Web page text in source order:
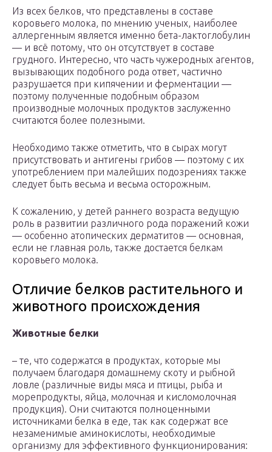
Из всех белков, что представлены в составе
коровьего молока, по мнению ученых, наиболее
аллергенным является именно бета-лактоглобулин
— и всё потому, что он отсутствует в составе
грудного. Интересно, что часть чужеродных агентов,
вызывающих подобного рода ответ, частично
разрушается при кипячении и ферментации —
поэтому полученные подобным образом
производные молочных продуктов заслуженно
считаются более полезными.
Необходимо также отметить, что в сырах могут
присутствовать и антигены грибов — поэтому с их
употреблением при малейших подозрениях также
следует быть весьма и весьма осторожным.
К сожалению, у детей раннего возраста ведущую
роль в развитии различного рода поражений кожи
— особенно атопических дерматитов — основная,
если не главная роль, также достается белкам
коровьего молока.
Отличие белков растительного и
животного происхождения
Животные белки
– те, что содержатся в продуктах, которые мы
получаем благодаря домашнему скоту и рыбной
ловле (различные виды мяса и птицы, рыба и
морепродукты, яйца, молочная и кисломолочная
продукция). Они считаются полноценными
источниками белка в еде, так как содержат все
незаменимые аминокислоты, необходимые
организму для эффективного функционирования: